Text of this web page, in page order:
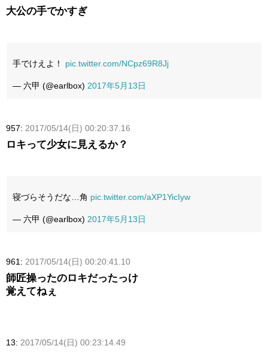
大公の手でかすぎ
手でけえよ！ pic.twitter.com/NCpz69R8Jj
— 六甲 (@earlbox) 2017年5月13日
957: 2017/05/14(日) 00:20:37.16
ロキって少女に見えるか？
寝づらそうだな…角 pic.twitter.com/aXP1YicIyw
— 六甲 (@earlbox) 2017年5月13日
961: 2017/05/14(日) 00:20:41.10
師匠操ったのロキだったっけ
覚えてねぇ
13: 2017/05/14(日) 00:23:14.49